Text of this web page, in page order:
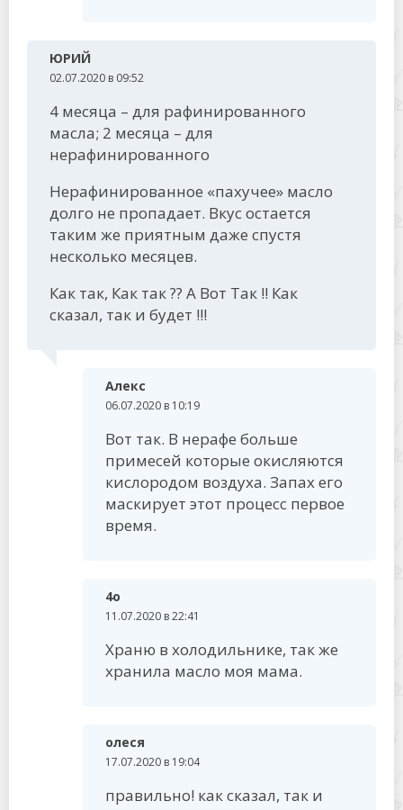
ЮРИЙ
02.07.2020 в 09:52
4 месяца – для рафинированного
масла; 2 месяца – для
нерафинированного
Нерафинированное «пахучее» масло
долго не пропадает. Вкус остается
таким же приятным даже спустя
несколько месяцев.
Как так, Как так ?? А Вот Так !! Как
сказал, так и будет !!!
Алекс
06.07.2020 в 10:19
Вот так. В нерафе больше
примесей которые окисляются
кислородом воздуха. Запах его
маскирует этот процесс первое
время.
4о
11.07.2020 в 22:41
Храню в холодильнике, так же
хранила масло моя мама.
олеся
17.07.2020 в 19:04
правильно! как сказал, так и